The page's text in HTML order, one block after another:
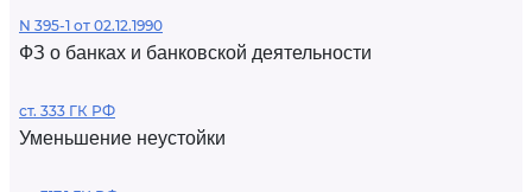
N 395-1 от 02.12.1990
ФЗ о банках и банковской деятельности
ст. 333 ГК РФ
Уменьшение неустойки